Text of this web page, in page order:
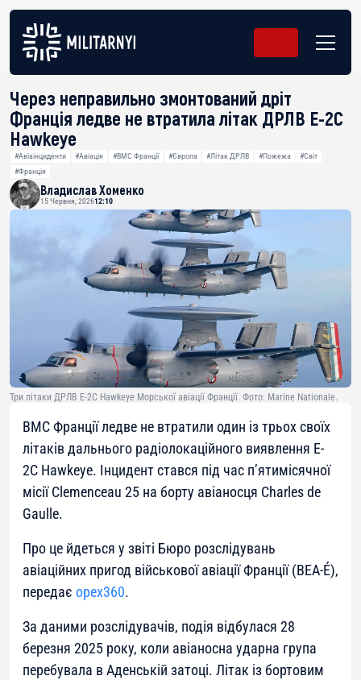
Через неправильно змонтований дріт
Франція ледве не втратила літак ДРЛВ E-2C
Hawkeye
#Авіаінциденти #Авіація #ВМС Франції #Європа #Літак ДРЛВ #Пожежа
#Світ
#Франція
Владислав Хоменко
15 Червня, 202612:10
Три літаки ДРЛВ E-2C Hawkeye Морської авіації Франції. Фото: Marine Nationale.
ВМС Франції ледве не втратили один із трьох своїх
літаків дальнього радіолокаційного виявлення E-
2C Hawkeye. Інцидент стався під час п’ятимісячної
місії Clemenceau 25 на борту авіаносця Charles de
Gaulle.
Про це йдеться у звіті Бюро розслідувань
авіаційних пригод військової авіації Франції (BEA-É),
передає opex360.
За даними розслідувачів, подія відбулася 28
березня 2025 року, коли авіаносна ударна група
перебувала в Аденській затоці. Літак із бортовим